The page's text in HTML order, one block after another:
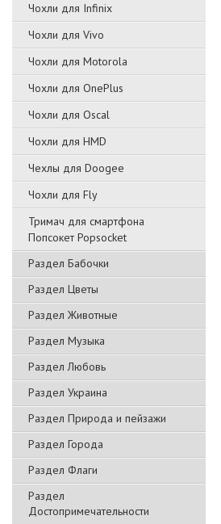
Чохли для Infinix
Чохли для Vivo
Чохли для Motorola
Чохли для OnePlus
Чохли для Oscal
Чохли для HMD
Чехлы для Doogee
Чохли для Fly
Тримач для смартфона
Попсокет Popsocket
Раздел Бабочки
Раздел Цветы
Раздел Животные
Раздел Музыка
Раздел Любовь
Раздел Украина
Раздел Природа и пейзажи
Раздел Города
Раздел Флаги
Раздел
Достопримечательности